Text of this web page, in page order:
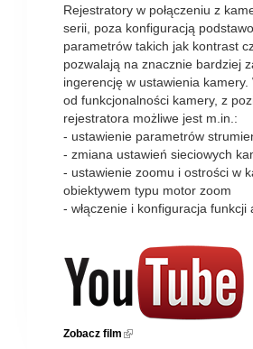
Rejestratory w połączeniu z
serii, poza konfiguracją
parametrów takich jak kontrast
pozwalają na znacznie bardziej
ingerencję w ustawienia kamery.
od funkcjonalności kamery, z
rejestratora możliwe jest m.in.:
- ustawienie parametrów
- zmiana ustawień sieciowych
- ustawienie zoomu i ostrości w
obiektywem typu motor zoom
- włączenie i konfiguracja funkcji
Zobacz film (link is external)